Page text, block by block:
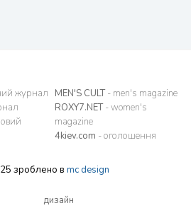
журнал
MEN'S CULT- men's magazine
ROXY7.NET- women's
magazine
4kiev.com - оголошення
зроблено в mc design
дизайн